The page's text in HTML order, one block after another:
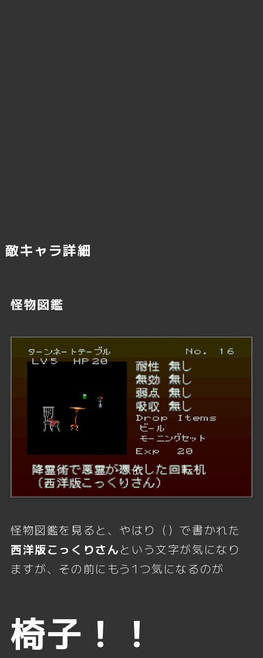
敵キャラ詳細
怪物図鑑
怪物図鑑を見ると、やはり（）で書かれた
西洋版こっくりさんという文字が気になり
ますが、その前にもう1つ気になるのが
椅子！！